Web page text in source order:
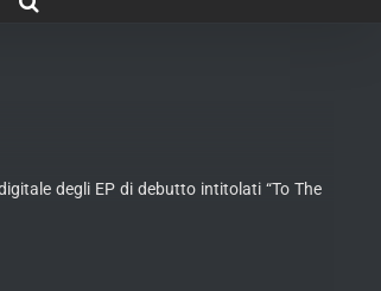
degli EP di debutto intitolati “To The